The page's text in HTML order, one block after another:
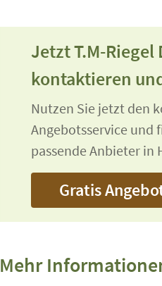
Jetzt T.M-
kontaktieren
Nutzen Sie jetzt den
Angebotsservice und
passende Anbieter in
Gratis
Mehr